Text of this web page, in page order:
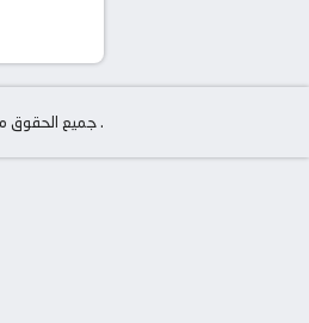
© جميع الحقوق محفوظة 2026 .